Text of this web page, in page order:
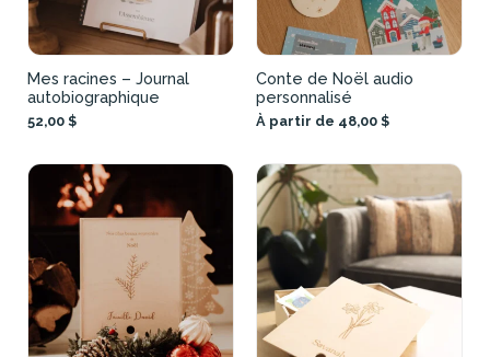
Mes racines – Journal
autobiographique
52,00 $
Conte de Noël audio
personnalisé
À partir de 48,00 $